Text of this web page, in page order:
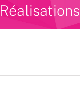
Réalisations